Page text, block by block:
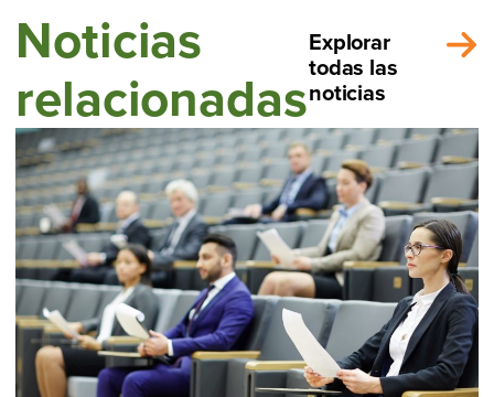
Noticias
relacionadas
Explorar
todas las
noticias